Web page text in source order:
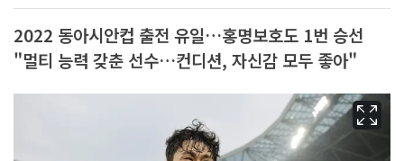
2022 동아시안컵 출전 유일…홍명보호도 1번 승선
"멀티 능력 갖춘 선수…컨디션, 자신감 모두 좋아"